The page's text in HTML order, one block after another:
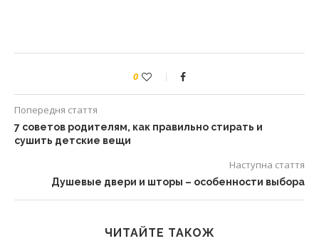
0
Попередня стаття
7 советов родителям, как правильно стирать и
сушить детские вещи
Наступна стаття
Душевые двери и шторы – особенности выбора
ЧИТАЙТЕ ТАКОЖ